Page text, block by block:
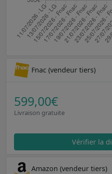
Fnac (vendeur tiers)
599,00€
Livraison gratuite
Vérifier la
Amazon (vendeur tiers)